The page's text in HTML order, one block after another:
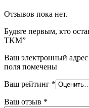
Отзывов пока нет.
Будьте первым, кто
TKM”
Ваш электронный адрес
поля помечены
Ваш рейтинг *
Ваш отзыв *